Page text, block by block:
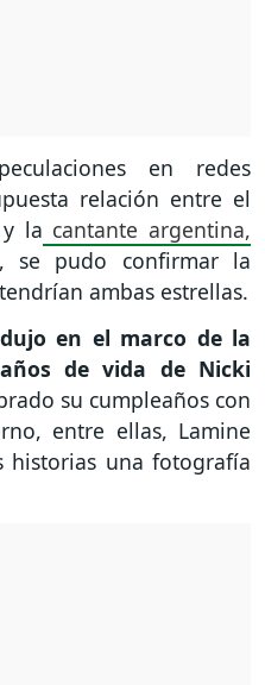
en redes
relación entre el
la cantante argentina,
se pudo confirmar la
ambas estrellas.
en el marco de la
de vida de Nicki
su cumpleaños con
entre ellas, Lamine
historias una fotografía